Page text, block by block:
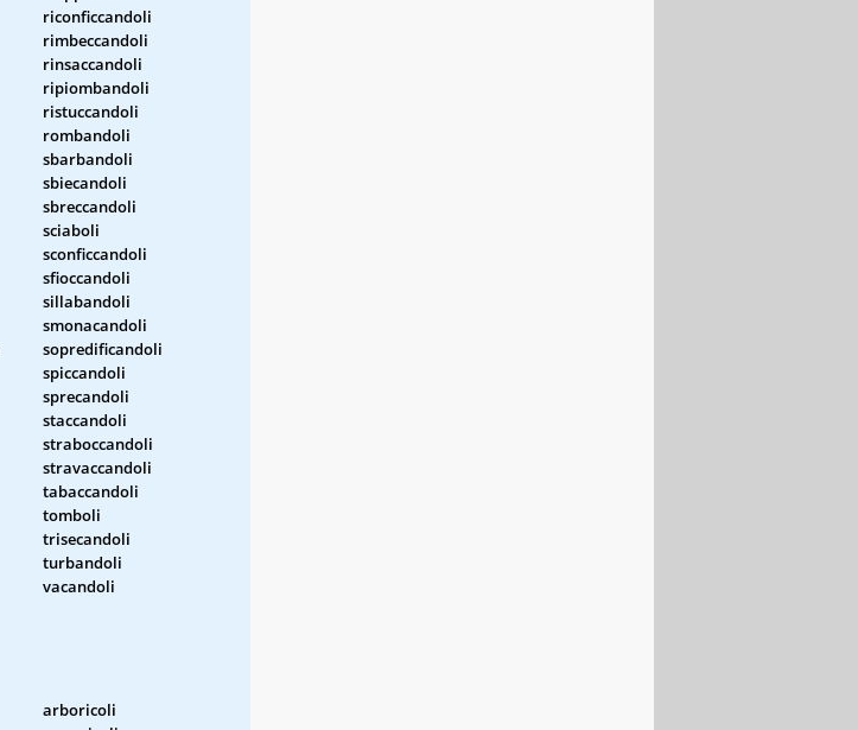
riconficcandoli
rimbeccandoli
rinsaccandoli
ripiombandoli
ristuccandoli
rombandoli
sbarbandoli
sbiecandoli
sbreccandoli
sciaboli
sconficcandoli
sfioccandoli
sillabandoli
smonacandoli
sopredificandoli
spiccandoli
sprecandoli
staccandoli
straboccandoli
stravaccandoli
tabaccandoli
tomboli
trisecandoli
turbandoli
vacandoli
arboricoli